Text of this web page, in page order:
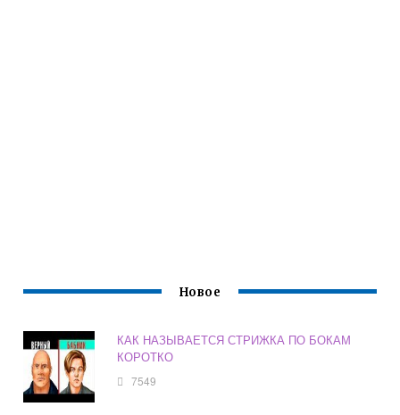
Новое
КАК НАЗЫВАЕТСЯ СТРИЖКА ПО БОКАМ
КОРОТКО
7549